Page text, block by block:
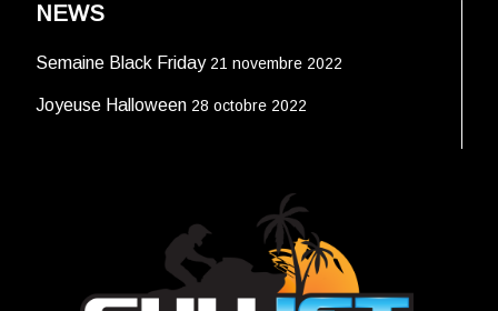
NEWS
Semaine Black Friday 21 novembre 2022
Joyeuse Halloween 28 octobre 2022